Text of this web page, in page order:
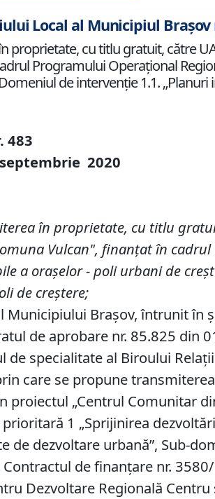
Local al Municipiul Brașov
proprietate, cu titlu gratuit, către
Programului Operaţional
de intervenţie 1.1.
483
2020
în proprietate, cu titlu
Vulcan", finanţat în cadrul
a oraşelor - poli urbani de
de creştere;
Municipiului Brașov, întrunit în
de aprobare nr. 85.825 din
de specialitate al Biroului
care se propune
proiectul „Centrul Comunitar
1 „Sprijinirea
de dezvoltare urbană”, Sub-
Contractul de finanțare nr.
Dezvoltare Regională